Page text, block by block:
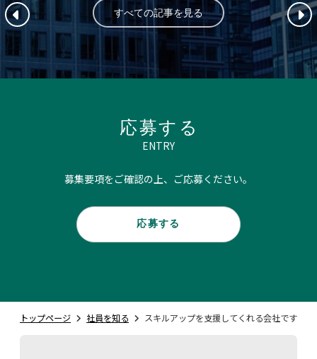
すべての記事を見る
応募する
ENTRY
募集要項をご確認の上、ご応募ください。
応募する
トップページ 社員を知る スキルアップを支援してくれる会社です